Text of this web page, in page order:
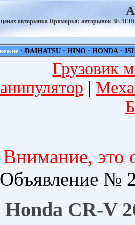
ценах авторынка Приморья: авторынок
·DAIHATSU ·HINO ·HONDA ·
Грузовик
|
Внимание, это
Объявление №
Honda CR-V